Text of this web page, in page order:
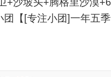
团【[专注小团]一年五
精致商务2-6人嗨小团